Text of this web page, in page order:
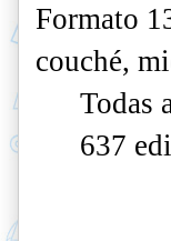
Formato
couché,
Todas
637